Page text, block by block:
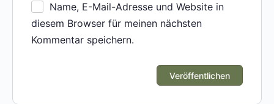
Name, E-Mail-Adresse und Website in
diesem Browser für meinen nächsten
Kommentar speichern.